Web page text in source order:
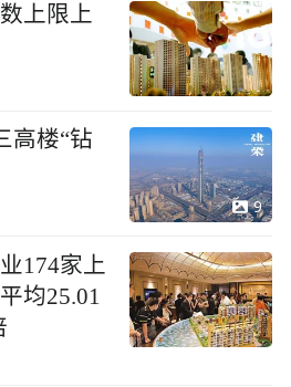
上限上
高楼“钻
9
174家上
均25.01